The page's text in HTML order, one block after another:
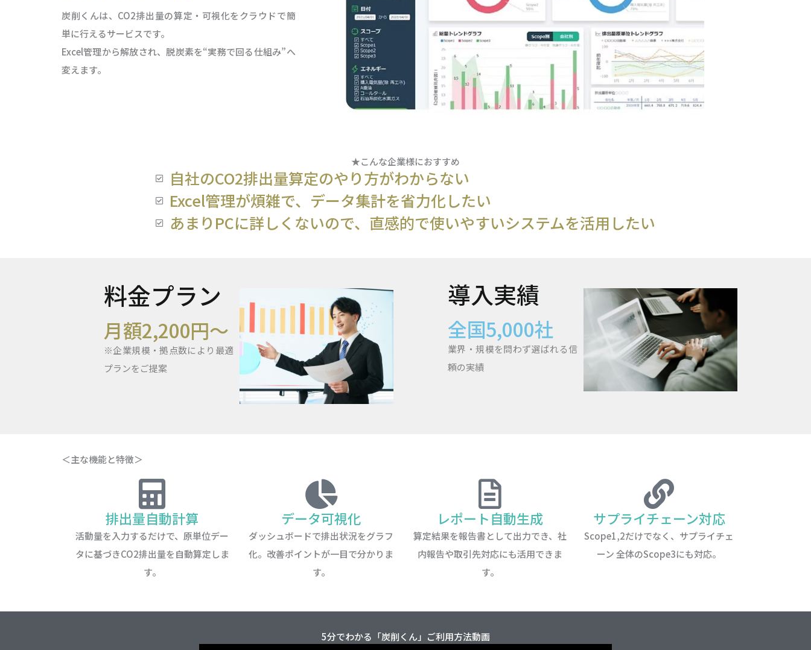
炭削くんは、CO2排出量の算定・可視化をクラウドで簡
単に行えるサービスです。
Excel管理から解放され、脱炭素を“実務で回る仕組み”へ
変えます。
★こんな企業様におすすめ
自社のCO2排出量算定のやり方がわからない
Excel管理が煩雑で、データ集計を省力化したい
あまりPCに詳しくないので、直感的で使いやすいシステムを活用したい
料金プラン
月額2,200円～
※企業規模・拠点数により最適
プランをご提案
導入実績
全国5,000社
業界・規模を問わず選ばれる信
頼の実績
＜主な機能と特徴＞
排出量自動計算
活動量を入力するだけで、原単位デー
タに基づきCO2排出量を自動算定しま
す。
データ可視化
ダッシュボードで排出状況をグラフ
化。改善ポイントが一目で分かりま
す。
レポート自動生成
算定結果を報告書として出力でき、社
内報告や取引先対応にも活用できま
す。
サプライチェーン対応
Scope1,2だけでなく、サプライチェ
ーン 全体のScope3にも対応。
5分でわかる「炭削くん」ご利用方法動画